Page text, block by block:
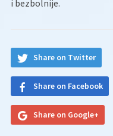
i bezbolnije.
Share on Twitter
Share on Facebook
Share on Google+